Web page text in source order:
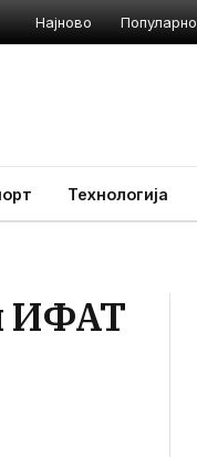
Најново Популарно
Технологија
ИФАТ